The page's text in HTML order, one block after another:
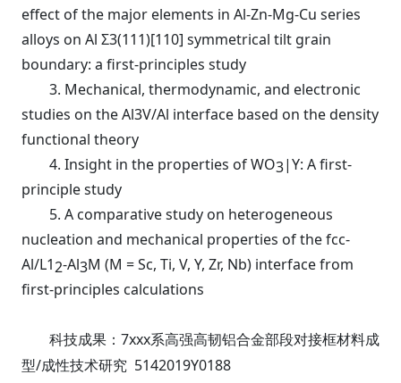
effect of the major elements in Al-Zn-Mg-Cu series
alloys on Al Σ3(111)[110] symmetrical tilt grain
boundary: a first-principles study
3. Mechanical, thermodynamic, and electronic
studies on the Al3V/Al interface based on the density
functional theory
4. Insight in the properties of WO3|Y: A first-
principle study
5. A comparative study on heterogeneous
nucleation and mechanical properties of the fcc-
Al/L12-Al3M (M = Sc, Ti, V, Y, Zr, Nb) interface from
first-principles calculations
科技成果： 7xxx系高强高韧铝合金部段对接框材料成
型/成性技术研究 5142019Y0188